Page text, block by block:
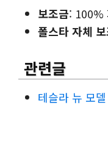
보조금: 100%
폴스타 자체
관련글
테슬라 뉴 모